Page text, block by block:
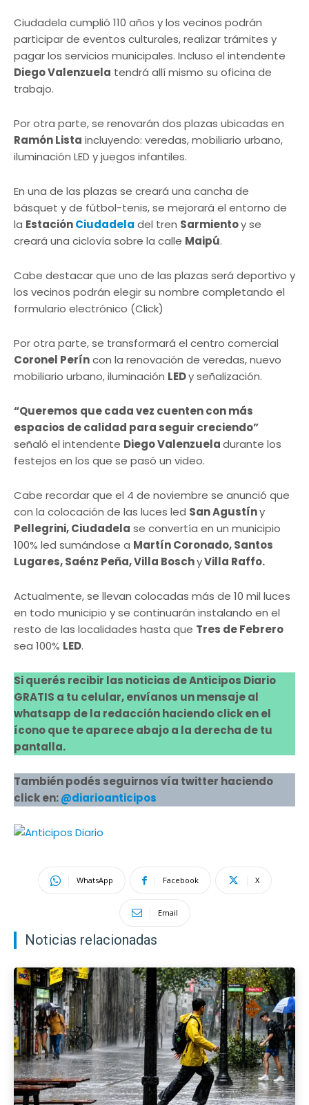
Ciudadela cumplió 110 años y los vecinos podrán
participar de eventos culturales, realizar trámites y
pagar los servicios municipales. Incluso el intendente
Diego Valenzuela tendrá allí mismo su oficina de
trabajo.
Por otra parte, se renovarán dos plazas ubicadas en
Ramón Lista incluyendo: veredas, mobiliario urbano,
iluminación LED y juegos infantiles.
En una de las plazas se creará una cancha de
básquet y de fútbol-tenis, se mejorará el entorno de
la EstaciónCiudadela del tren Sarmientoy se
creará una ciclovía sobre la calle Maipú.
Cabe destacar que uno de las plazas será deportivo y
los vecinos podrán elegir su nombre completando el
formulario electrónico (Click)
Por otra parte, se transformará el centro comercial
Coronel Períncon la renovación de veredas, nuevo
mobiliario urbano, iluminación LEDy señalización.
“Queremos que cada vez cuenten con más
espacios de calidad para seguir creciendo”
señaló el intendente Diego Valenzueladurante los
festejos en los que se pasó un video.
Cabe recordar que el 4 de noviembre se anunció que
con la colocación de las luces led San Agustíny
Pellegrini, Ciudadela se convertía en un municipio
100% led sumándose a Martín Coronado, Santos
Lugares, Saénz Peña, Villa BoschyVilla Raffo.
Actualmente, se llevan colocadas más de 10 mil luces
en todo municipio y se continuarán instalando en el
resto de las localidades hasta que Tres de Febrero
sea 100% LED.
Si querés recibir las noticias de Anticipos Diario
GRATIS a tu celular, envíanos un mensaje al
whatsapp de la redacción haciendo click en el
ícono que te aparece abajo a la derecha de tu
pantalla.
También podés seguirnos vía twitter haciendo
click en:@diarioanticipos
WhatsApp Facebook X
Email
Noticias relacionadas